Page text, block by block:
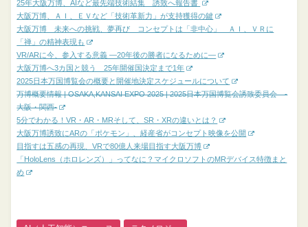
25年大阪万博、AIなど最先端技術結集 誘致へ報告書
大阪万博、ＡＩ、ＥＶなど「技術革新力」が支持獲得の鍵
大阪万博 未来への挑戦、夢再び コンセプトは「非中心」 ＡＩ、ＶＲに
「禅」の精神表現も
VR/ARに今、参入する意義 ―20年後の勝者になるために―
大阪万博へ3カ国と競う 25年開催国決定まで1年
2025日本万国博覧会の概要と開催地決定スケジュールについて
万博概要情報 | OSAKA,KANSAI EXPO 2025 | 2025日本万国博覧会誘致委員会 -
大阪・関西-
5分でわかる！VR・AR・MRそして、SR・XRの違いとは？
大阪万博誘致にARの「ポケモン」、経産省がコンセプト映像を公開
目指すは五感の再現、VRで80億人来場目指す大阪万博
「HoloLens（ホロレンズ）」ってなに？マイクロソフトのMRデバイス特徴まと
め